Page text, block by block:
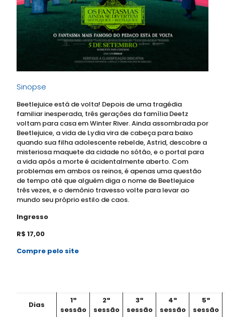
Sinopse
Beetlejuice está de volta! Depois de uma tragédia
familiar inesperada, três gerações da família Deetz
voltam para casa em Winter River. Ainda assombrada por
Beetlejuice, a vida de Lydia vira de cabeça para baixo
quando sua filha adolescente rebelde, Astrid, descobre a
misteriosa maquete da cidade no sótão, e o portal para
a vida após a morte é acidentalmente aberto. Com
problemas em ambos os reinos, é apenas uma questão
de tempo até que alguém diga o nome de Beetlejuice
três vezes, e o demônio travesso volte para levar ao
mundo seu próprio estilo de caos.
Ingresso
R$ 17,00
Compre pelo site
Dias
1ª
sessão
2ª
sessão
3ª
sessão
4ª
sessão
5ª
sessão